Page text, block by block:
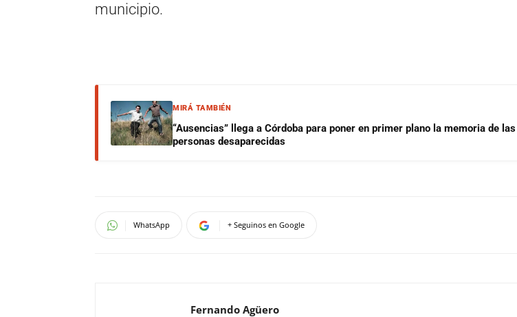
municipio.
MIRÁ TAMBIÉN
“Ausencias” llega a Córdoba para poner en primer plano la memoria de las
personas desaparecidas
WhatsApp + Seguinos en Google
Fernando Agüero